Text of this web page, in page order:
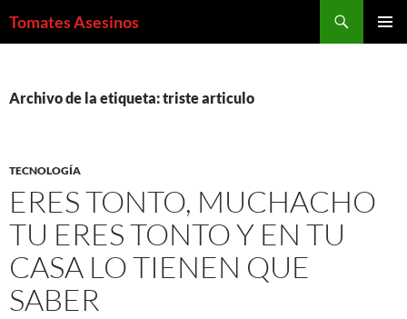
Tomates Asesinos
Archivo de la etiqueta: triste articulo
TECNOLOGÍA
ERES TONTO, MUCHACHO
TU ERES TONTO Y EN TU
CASA LO TIENEN QUE
SABER